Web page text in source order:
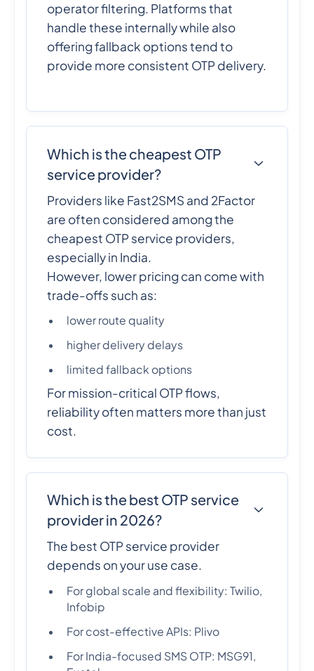
operator filtering. Platforms that
handle these internally while also
offering fallback options tend to
provide more consistent OTP delivery.
Which is the cheapest OTP
service provider?
Providers like Fast2SMS and 2Factor
are often considered among the
cheapest OTP service providers,
especially in India.
However, lower pricing can come with
trade-offs such as:
lower route quality
higher delivery delays
limited fallback options
For mission-critical OTP flows,
reliability often matters more than just
cost.
Which is the best OTP service
provider in 2026?
The best OTP service provider
depends on your use case.
For global scale and flexibility: Twilio,
Infobip
For cost-effective APIs: Plivo
For India-focused SMS OTP: MSG91,